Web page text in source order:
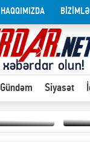
HAQQIMIZDA
Gündəm Siyasət